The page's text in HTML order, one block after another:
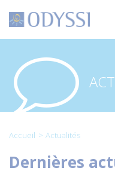
O
d
Accueil Actualités
Dernières